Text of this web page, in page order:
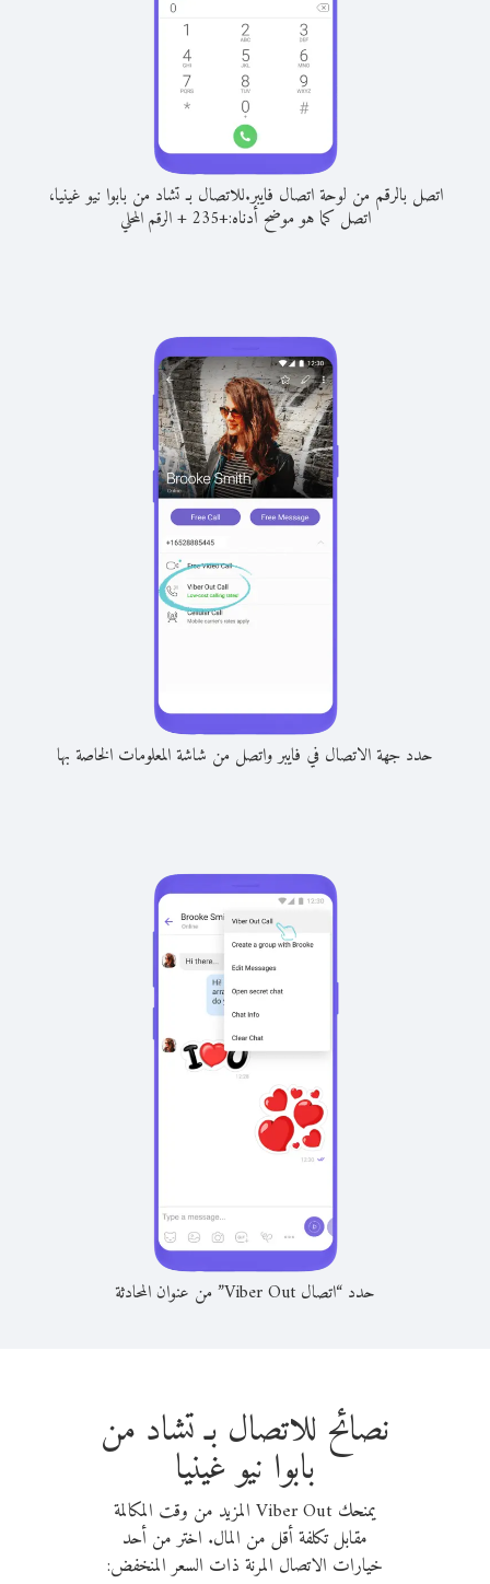
اتصل بالرقم من لوحة اتصال فايبر.للاتصال بـ تشاد من بابوا نيو غينيا،
اتصل كما هو موضح أدناه:+
235
+الرقم المحلي
حدد جهة الاتصال في فايبر واتصل من شاشة المعلومات الخاصة بها
حدد “اتصال Viber Out” من عنوان المحادثة
نصائح للاتصال بـ تشاد من
بابوا نيو غينيا
يمنحك Viber Out المزيد من وقت المكالمة
مقابل تكلفة أقل من المال. اختر من أحد
خيارات الاتصال المرنة ذات السعر المنخفض: